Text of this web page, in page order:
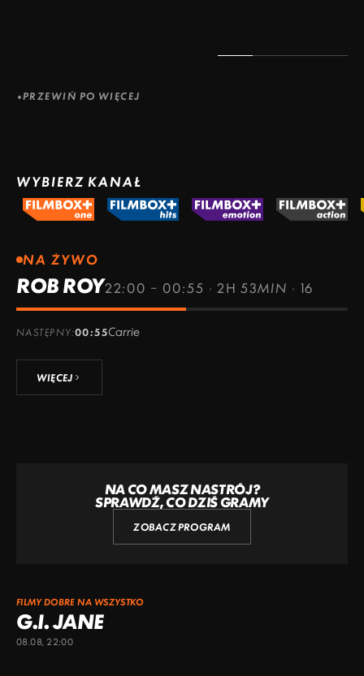
PRZEWIŃ PO WIĘCEJ
WYBIERZ KANAŁ
NA ŻYWO
ROB ROY22:00 – 00:55 ·2H 53MIN · 16
NASTĘPNY:00:55Carrie
WIĘCEJ
NA CO MASZ NASTRÓJ?
SPRAWDŹ, CO DZIŚ GRAMY
ZOBACZ PROGRAM
FILMY DOBRE NA WSZYSTKO
G.I. JANE
08.08, 22:00